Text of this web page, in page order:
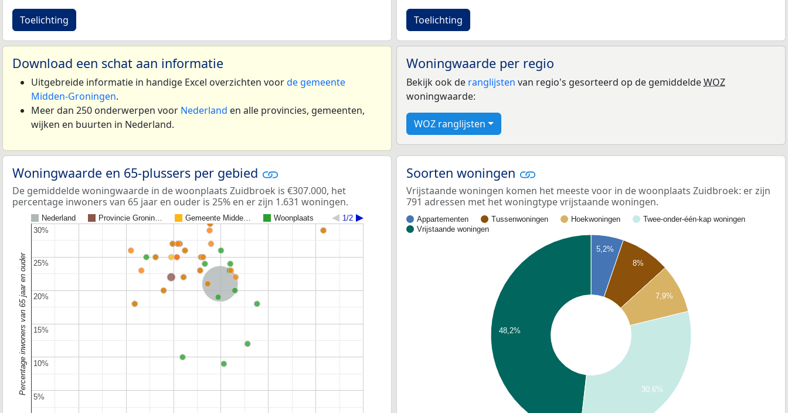
Toelichting Toelichting
Download een schat aan informatie
Uitgebreide informatie in handige Excel overzichten voorde gemeente
Midden-Groningen.
Meer dan 250 onderwerpen voor Nederland en alle provincies, gemeenten,
wijken en buurten in Nederland.
Woningwaarde per regio
Bekijk ook de ranglijsten van regio's gesorteerd op de gemiddeldeWOZ
woningwaarde:
WOZ ranglijsten
Woningwaarde en 65-plussers per gebied
De gemiddelde woningwaarde in de woonplaats Zuidbroek is €307.000, het
percentage inwoners van 65 jaar en ouder is 25% en er zijn 1.631 woningen.
Nederland Provincie Gronin… Gemeente Midde… Woonplaats 1/2
Nederland
5%
5%
10%
10%
15%
15%
20%
20%
25%
25%
30%
30%
Percentage inwoners van 65 jaar en ouder
Soorten woningen
Vrijstaande woningen komen het meeste voor in de woonplaats Zuidbroek: er zijn
791 adressen met het woningtype vrijstaande woningen.
Appartementen Tussenwoningen Hoekwoningen
Twee-onder-één-kap woningen
Vrijstaande woningen
5,2%
8%
7,9%
48,2%
30,6%